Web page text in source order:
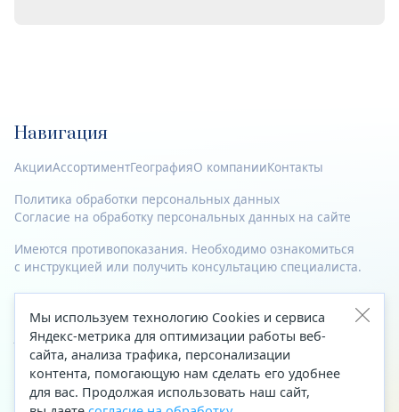
Навигация
АкцииАссортиментГеографияО компанииКонтакты
Политика обработки персональных данных
Согласие на обработку персональных данных на сайте
Имеются противопоказания. Необходимо ознакомиться
с инструкцией или получить консультацию специалиста.
© 2023—2026 Все права защищены.
Адрес
Архангельск, ул. Папанина, д. 19 (вход в здание со стороны
автоцентра «Тойота»)
Мы используем технологию Cookies и сервиса
Яндекс-метрика для оптимизации работы веб-
сайта, анализа трафика, персонализации
контента, помогающую нам сделать его удобнее
для вас. Продолжая использовать наш сайт,